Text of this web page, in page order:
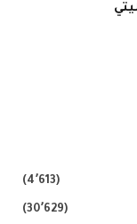
(4٬613)
(30٬629)